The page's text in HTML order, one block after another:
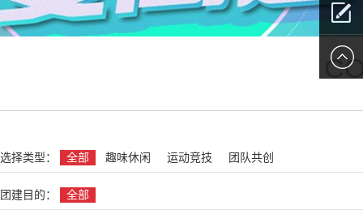
选择类型： 全部 趣味休闲 运动竞技 团队共创
团建目的： 全部
QQ客服
留言报